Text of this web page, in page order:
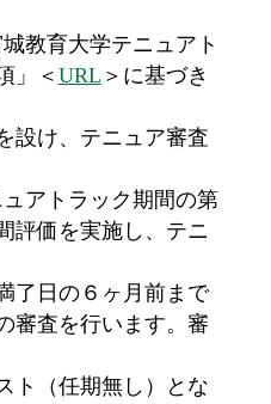
教育大学テニュアト
」＜ URL ＞に基づき
け、テニュア審査
アトラック期間の第
評価を実施し、テニ
日の６ヶ月前まで
審査を行います。審
（任期無し）とな